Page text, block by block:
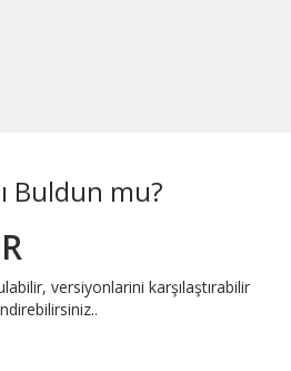
Buldun mu?
versiyonlarini karşılaştırabilir